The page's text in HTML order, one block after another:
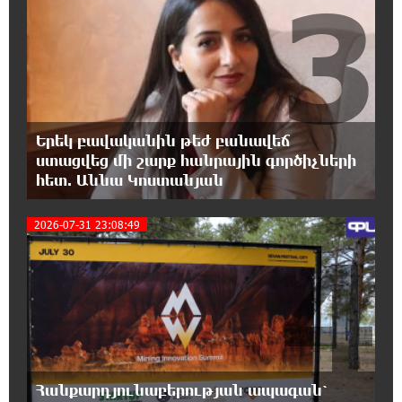
22:17:04 5-08-2026
Կեղծ էջով քաղաքացիներին առաջարկվում
է մասնակցել խաղարկության․ զգուշացում
21:59:34 5-08-2026
Հարավային Լիբանանում պայթյունի
հետևանքով զոհվել է առնվազն երկու
Բախվել են «Jeep»-ն ու «Ford»-ը. կա 4
վիրավոր
21:30:30 5-08-2026
Խոշոր հրդեհ՝ Գավառի Արծվաքար
թաղամասի փայտի արտադրամասում.
վերջինն ամբողջությամբ վերածվել է մոխրի
Երեկ բավականին թեժ բանավեճ
ստացվեց մի շարք հանրային գործիչների
հետ. Աննա Կոստանյան
3
2026-07-31 23:08:49
Հանքարդյունաբերության ապագան՝4